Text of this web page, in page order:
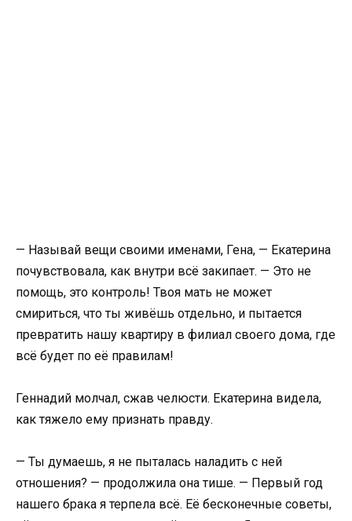
— Называй вещи своими именами, Гена, — Екатерина
почувствовала, как внутри всё закипает. — Это не
помощь, это контроль! Твоя мать не может
смириться, что ты живёшь отдельно, и пытается
превратить нашу квартиру в филиал своего дома, где
всё будет по её правилам!
Геннадий молчал, сжав челюсти. Екатерина видела,
как тяжело ему признать правду.
— Ты думаешь, я не пыталась наладить с ней
отношения? — продолжила она тише. — Первый год
нашего брака я терпела всё. Её бесконечные советы,